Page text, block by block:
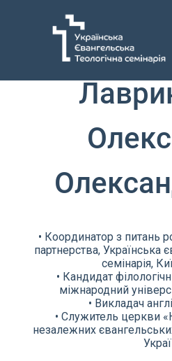
• Координатор з питань
партнерства, Українська
семінарія,
• Кандидат
міжнародний
• Викладач
• Служитель церкви
незалежних